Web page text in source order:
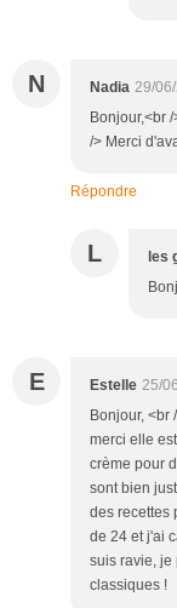
N Nadia 29/
Bonjour,<br
/> Merci
Répondre
L les
E Estelle 25/
Bonjour, <br
merci elle
crème pour
sont bien
des recettes
de 24 et j'ai
suis ravie, je
classiques !